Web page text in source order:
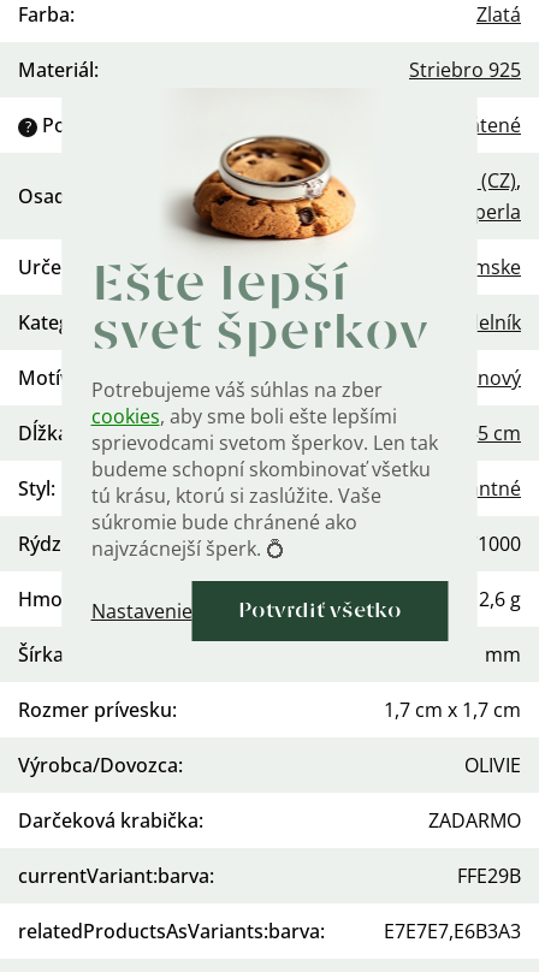
Ešte lepší
svet šperkov
Potrebujeme váš súhlas na zber
cookies, aby sme boli ešte lepšími
sprievodcami svetom šperkov. Len tak
budeme schopní skombinovať všetku
tú krásu, ktorú si zaslúžite. Vaše
súkromie bude chránené ako
najvzácnejší šperk. 💍
Nastavenie Potvrdiť všetko
Farba: Zlatá
Materiál: Striebro 925
? Povrchová úprava Pozlátené
Osadenie
Zirkón (CZ),
Sladkovodná perla
Určenie Dámske
Kategória: Náhrdelník
Motív Kvetinový
Dĺžka retiazky: 40 cm 45 cm
Styl: Elegantné
Rýdzosť : Ag 925/1000
Hmotnosť ≤ 2,6 g
Šírka retiazky 1 mm
Rozmer prívesku: 1,7 cm x 1,7 cm
Výrobca/Dovozca: OLIVIE
Darčeková krabička: ZADARMO
currentVariant:barva: FFE29B
relatedProductsAsVariants:barva: E7E7E7,E6B3A3